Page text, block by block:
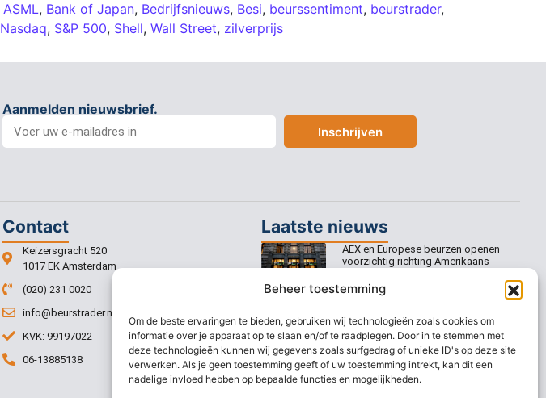
Beheer toestemming
Om de beste ervaringen te bieden, gebruiken wij technologieën zoals cookies om
informatie over je apparaat op te slaan en/of te raadplegen. Door in te stemmen met
deze technologieën kunnen wij gegevens zoals surfgedrag of unieke ID's op deze site
verwerken. Als je geen toestemming geeft of uw toestemming intrekt, kan dit een
nadelige invloed hebben op bepaalde functies en mogelijkheden.
ASML, Bank of Japan, Bedrijfsnieuws, Besi, beurssentiment, beurstrader,
Nasdaq, S&P 500, Shell, Wall Street, zilverprijs
Aanmelden nieuwsbrief.
Inschrijven
Contact
Keizersgracht 520
1017 EK Amsterdam
(020) 231 0020
info@beurstrader.nl
KVK: 99197022
06-13885138
Laatste nieuws
AEX en Europese beurzen openen
voorzichtig richting Amerikaans
Europese beurzen mikken op
Europese beurzen blijven dicht bij
recordstanden
AEX nadert opnieuw zijn hoogste